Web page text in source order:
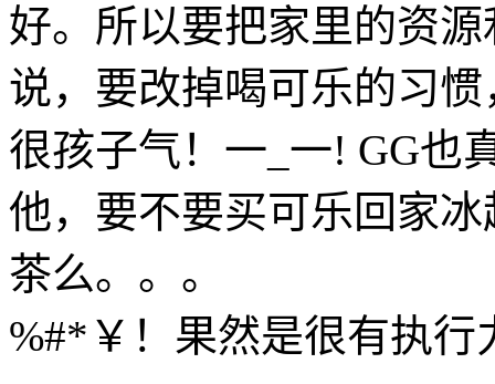
好。所以要把家里的资
说，要改掉喝可乐的习
很孩子气！一_一! GG也
他，要不要买可乐回家
茶么。。。
%#*￥！果然是很有执行